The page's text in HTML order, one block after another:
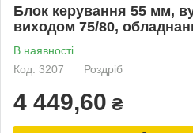
Блок керування 55 мм,
виходом 75/80,
В наявності
Код: 3207
Роздріб
4 449,60 ₴